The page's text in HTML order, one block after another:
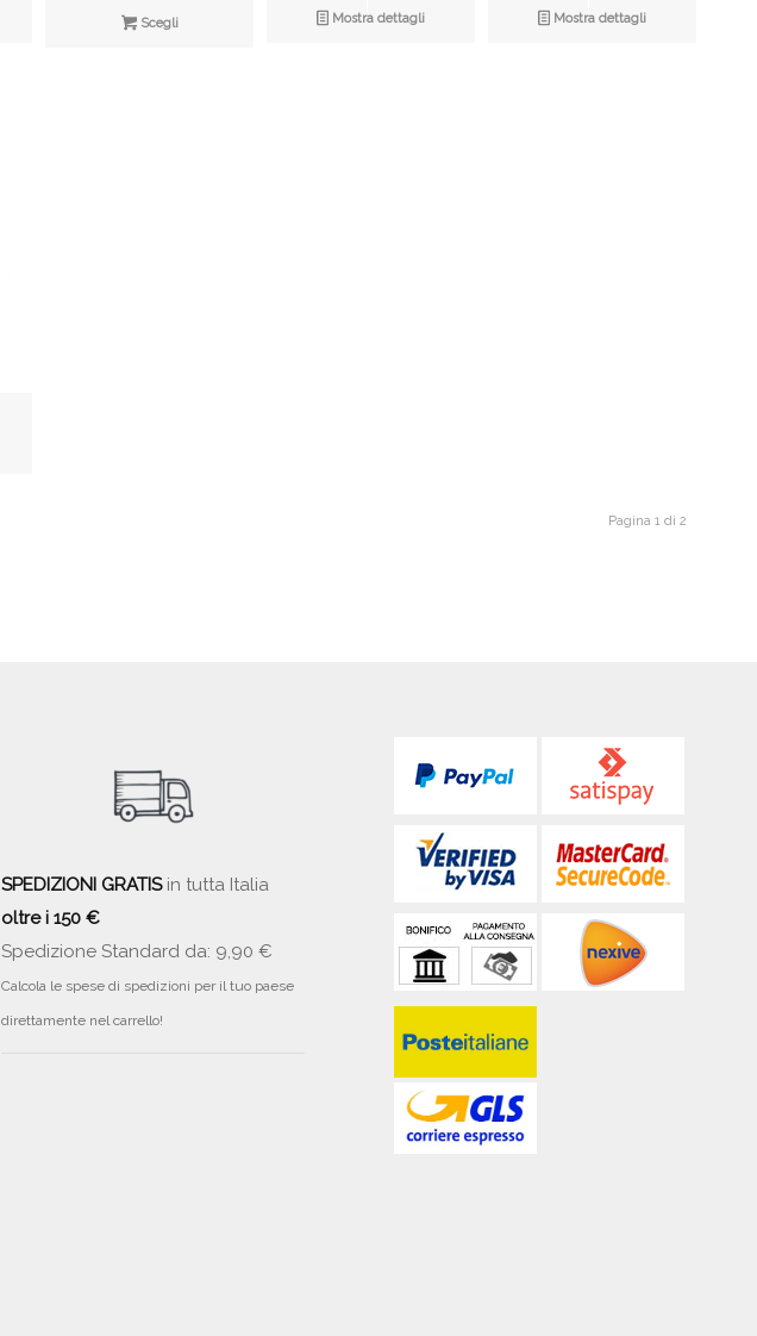
Scegli
Mostra dettagli
Mostra dettagli
Pagina 1 di 2
SPEDIZIONI GRATISin tutta Italia
oltre i 150 €
Spedizione Standard da: 9,90 €
Calcola le spese di spedizioni per il tuo paese
direttamente nel carrello!